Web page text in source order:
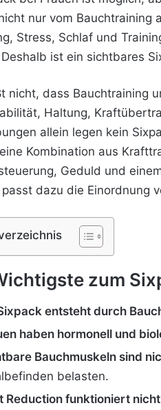
nur vom Bauchtraining
Stress, Schlaf und
ist ein sichtbares
nicht, dass Bauchtraining
Haltung,
allein legen kein
Kombination aus
Geduld und
passt dazu die Einordnung
zum
entsteht durch
haben hormonell und
Bauchmuskeln sind
belasten.
Reduction funktioniert